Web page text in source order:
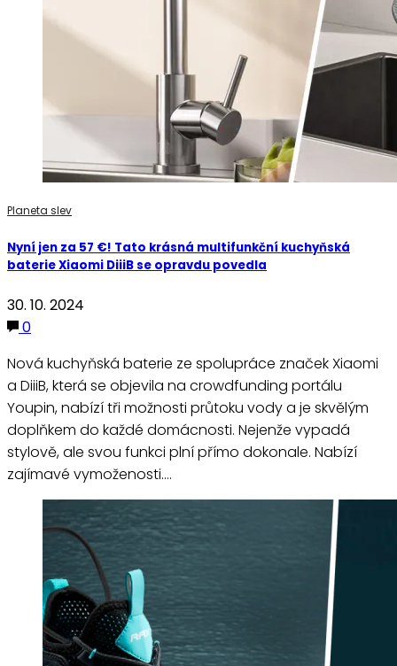
Planeta slev
Nyní jen za 57 €! Tato krásná multifunkční kuchyňská
baterie Xiaomi DiiiB se opravdu povedla
30. 10. 2024
0
Nová kuchyňská baterie ze spolupráce značek Xiaomi
a DiiiB, která se objevila na crowdfunding portálu
Youpin, nabízí tři možnosti průtoku vody a je skvělým
doplňkem do každé domácnosti. Nejenže vypadá
stylově, ale svou funkci plní přímo dokonale. Nabízí
zajímavé vymoženosti.…